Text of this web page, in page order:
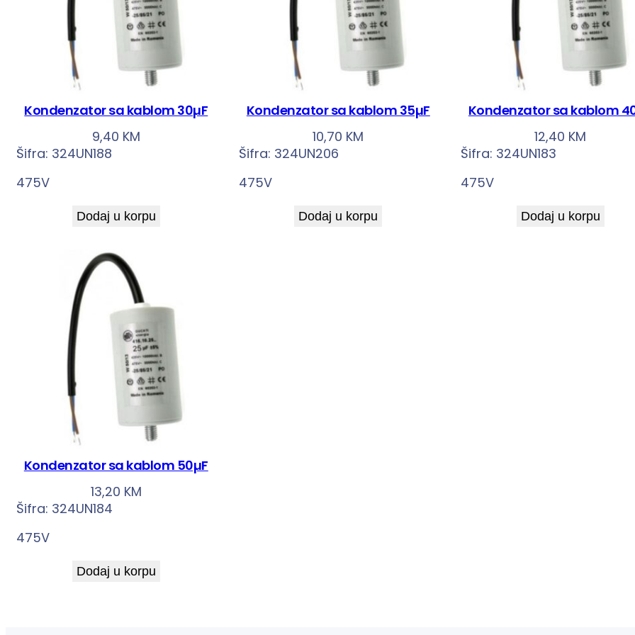
Kondenzator sa kablom 30µF
9,40 KM
Šifra: 324UN188
475V
Dodaj u korpu
Kondenzator sa kablom 35µF
10,70 KM
Šifra: 324UN206
475V
Dodaj u korpu
Kondenzator sa kablom
12,40 KM
Šifra: 324UN183
475V
Dodaj u korpu
Kondenzator sa kablom 50µF
13,20 KM
Šifra: 324UN184
475V
Dodaj u korpu